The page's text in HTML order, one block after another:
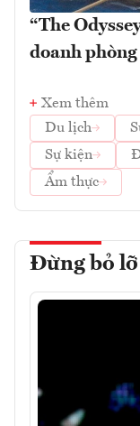
“The
doanh phòng
Xem thêm
Du lịch
Sự kiện
Ẩm thực
Đừng bỏ lỡ